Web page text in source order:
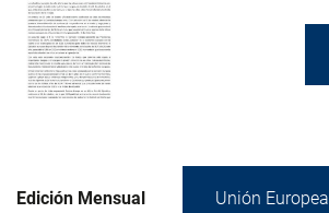
Edición Mensual Unión Europea